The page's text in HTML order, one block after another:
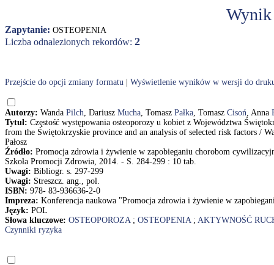
Zapytanie: OSTEOPENIA
Liczba odnalezionych rekordów: 2
Przejście do opcji zmiany formatu Wyświetlenie wyników w wersji do
Autorzy: Wanda Pilch, Dariusz Mucha, Tomasz Pałka, Tomasz Cisoń, Anna
Tytuł: Częstość występowania osteoporozy u kobiet z Województwa
from the Świętokrzyskie province and an analysis of selected risk factors /
Pałosz
Źródło: Promocja zdrowia i żywienie w zapobieganiu chorobom
Szkoła Promocji Zdrowia, 2014. - S. 284-299 : 10 tab.
Uwagi: Bibliogr. s. 297-299
Uwagi: Streszcz. ang., pol.
ISBN: 978- 83-936636-2-0
Impreza: Konferencja naukowa "Promocja zdrowia i żywienie w
Język: POL
Słowa kluczowe: OSTEOPOROZA; OSTEOPENIA; AKTYWNOŚĆ
Czynniki ryzyka